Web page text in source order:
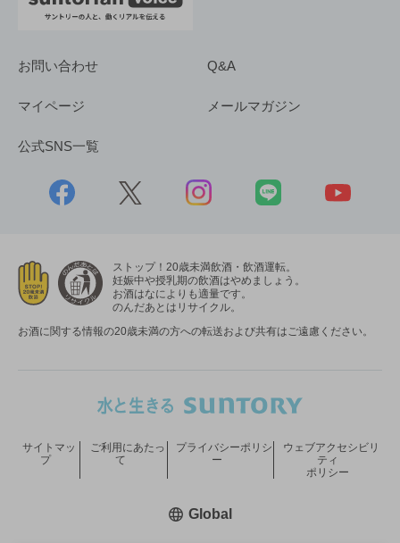
お問い合わせ Q&A
マイページ メールマガジン
公式SNS一覧
ストップ！20歳未満飲酒・飲酒運転。
妊娠中や授乳期の飲酒はやめましょう。
お酒はなによりも適量です。
のんだあとはリサイクル。
お酒に関する情報の20歳未満の方への転送および共有はご遠慮ください。
サイトマッ
プ
ご利用にあたっ
て
プライバシーポリシ
ー
ウェブアクセシビリ
ティ
ポリシー
Global新しいウィンドウで開く